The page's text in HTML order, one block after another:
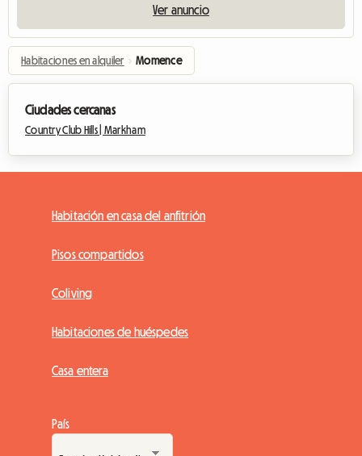
Ver anuncio
Habitaciones en alquiler › Momence
Ciudades cercanas
Country Club Hills | Markham
Habitación en casa del anfitrión
Pisos compartidos
Coliving
Habitaciones de huéspedes
Casa entera
País